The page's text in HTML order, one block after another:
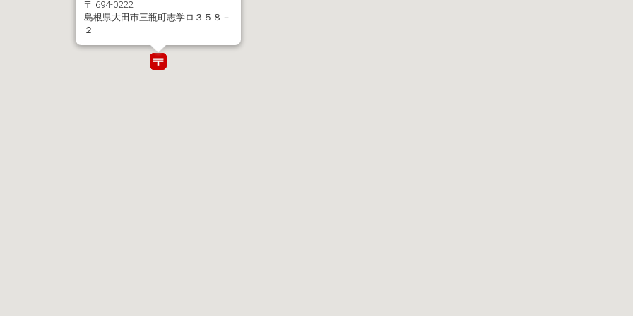
〒 694-0222
島根県大田市三瓶町志学ロ３５８－
２